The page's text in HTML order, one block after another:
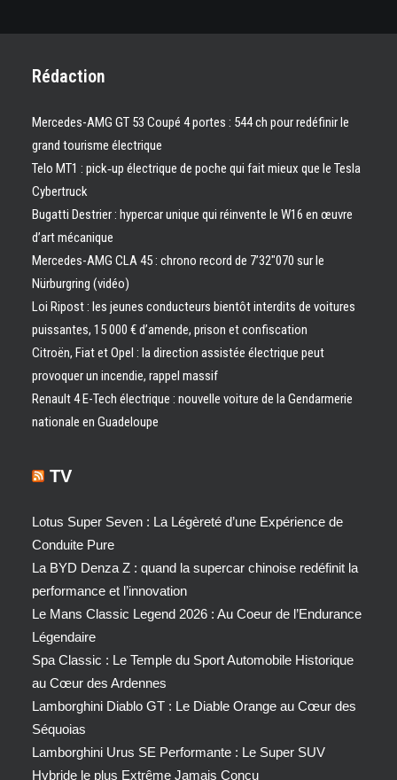
Rédaction
Mercedes-AMG GT 53 Coupé 4 portes : 544 ch pour redéfinir le
grand tourisme électrique
Telo MT1 : pick‑up électrique de poche qui fait mieux que le Tesla
Cybertruck
Bugatti Destrier : hypercar unique qui réinvente le W16 en œuvre
d’art mécanique
Mercedes-AMG CLA 45 : chrono record de 7’32″070 sur le
Nürburgring (vidéo)
Loi Ripost : les jeunes conducteurs bientôt interdits de voitures
puissantes, 15 000 € d’amende, prison et confiscation
Citroën, Fiat et Opel : la direction assistée électrique peut
provoquer un incendie, rappel massif
Renault 4 E-Tech électrique : nouvelle voiture de la Gendarmerie
nationale en Guadeloupe
TV
Lotus Super Seven : La Légèreté d’une Expérience de
Conduite Pure
La BYD Denza Z : quand la supercar chinoise redéfinit la
performance et l’innovation
Le Mans Classic Legend 2026 : Au Coeur de l’Endurance
Légendaire
Spa Classic : Le Temple du Sport Automobile Historique
au Cœur des Ardennes
Lamborghini Diablo GT : Le Diable Orange au Cœur des
Séquoias
Lamborghini Urus SE Performante : Le Super SUV
Hybride le plus Extrême Jamais Conçu